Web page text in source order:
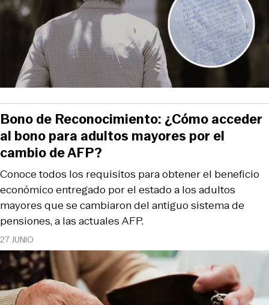
27 JUNIO
Conoce todos los requisitos para obtener el beneficio
económico entregado por el estado a los adultos
mayores que se cambiaron del antiguo sistema de
pensiones, a las actuales AFP.
Bono de Reconocimiento: ¿Cómo acceder
al bono para adultos mayores por el
cambio de AFP?